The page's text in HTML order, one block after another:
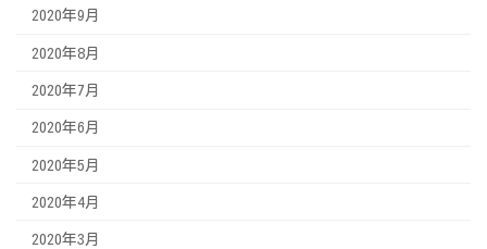
2020年9月
2020年8月
2020年7月
2020年6月
2020年5月
2020年4月
2020年3月